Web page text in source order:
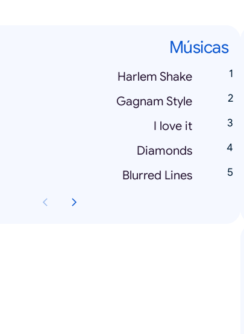
Músicas
Harlem Shake
Gagnam Style
I love it
Diamonds
Blurred Lines